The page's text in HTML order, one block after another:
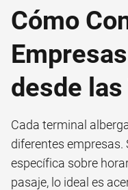
Cómo
desde
Cada terminal
diferentes
específica sobre
pasaje, lo ideal es